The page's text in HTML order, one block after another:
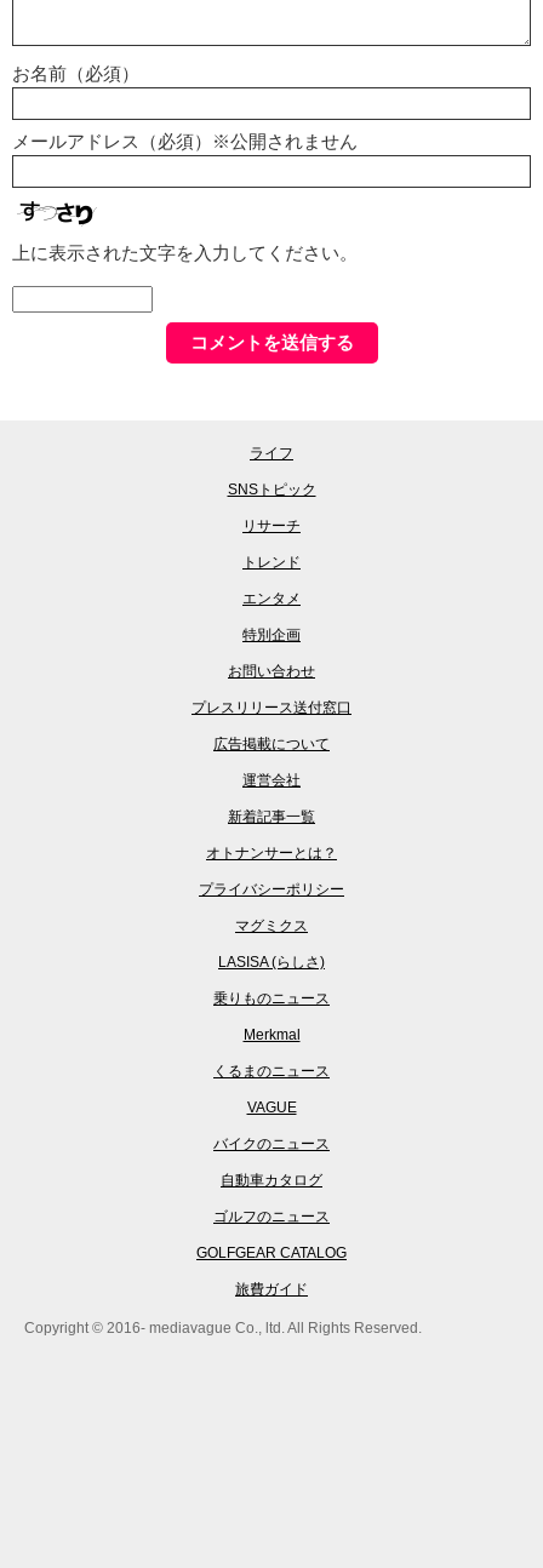
お名前（必須）
メールアドレス（必須）※公開されません
上に表示された文字を入力してください。
ライフ
SNSトピック
リサーチ
トレンド
エンタメ
特別企画
お問い合わせ
プレスリリース送付窓口
広告掲載について
運営会社
新着記事一覧
オトナンサーとは？
プライバシーポリシー
マグミクス
LASISA (らしさ)
乗りものニュース
Merkmal
くるまのニュース
VAGUE
バイクのニュース
自動車カタログ
ゴルフのニュース
GOLFGEAR CATALOG
旅費ガイド
Copyright © 2016- mediavague Co., ltd. All Rights Reserved.